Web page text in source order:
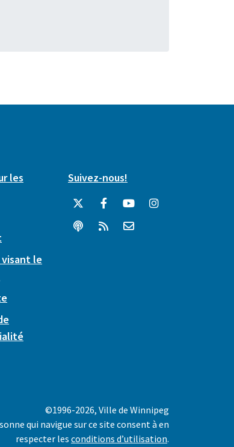
les
le
Suivez-nous!
©1996-2026, Ville de Winnipeg
qui navigue sur ce site consent à en
respecter les conditions d’utilisation.